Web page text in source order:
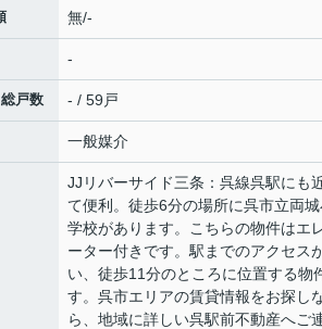
無/-
-
戸数 - / 59戸
一般媒介
JJリバーサイド三条：呉線呉駅にも
て便利。徒歩6分の場所に呉市立両
学校があります。こちらの物件はエ
ーター付きです。駅までのアクセス
い、徒歩11分のところに位置する物
す。呉市エリアの賃貸情報をお探し
ら、地域に詳しい呉駅前不動産へご